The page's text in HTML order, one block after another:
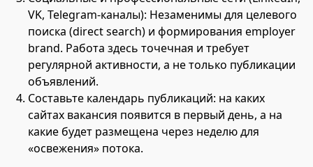
VK, Telegram-каналы): Незаменимы для целевого
поиска (direct search) и формирования employer
brand. Работа здесь точечная и требует
регулярной активности, а не только публикации
объявлений.
Составьте календарь публикаций: на каких
сайтах вакансия появится в первый день, а на
какие будет размещена через неделю для
«освежения» потока.